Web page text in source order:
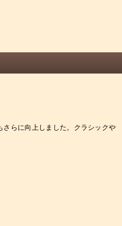
らに向上しました。クラシックや